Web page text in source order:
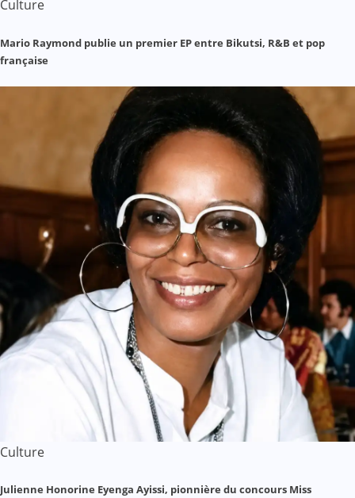
Culture
Mario Raymond publie un premier EP entre Bikutsi, R&B et pop
française
Culture
Julienne Honorine Eyenga Ayissi, pionnière du concours Miss